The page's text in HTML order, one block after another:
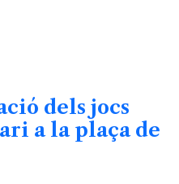
dels jocs
a la plaça de